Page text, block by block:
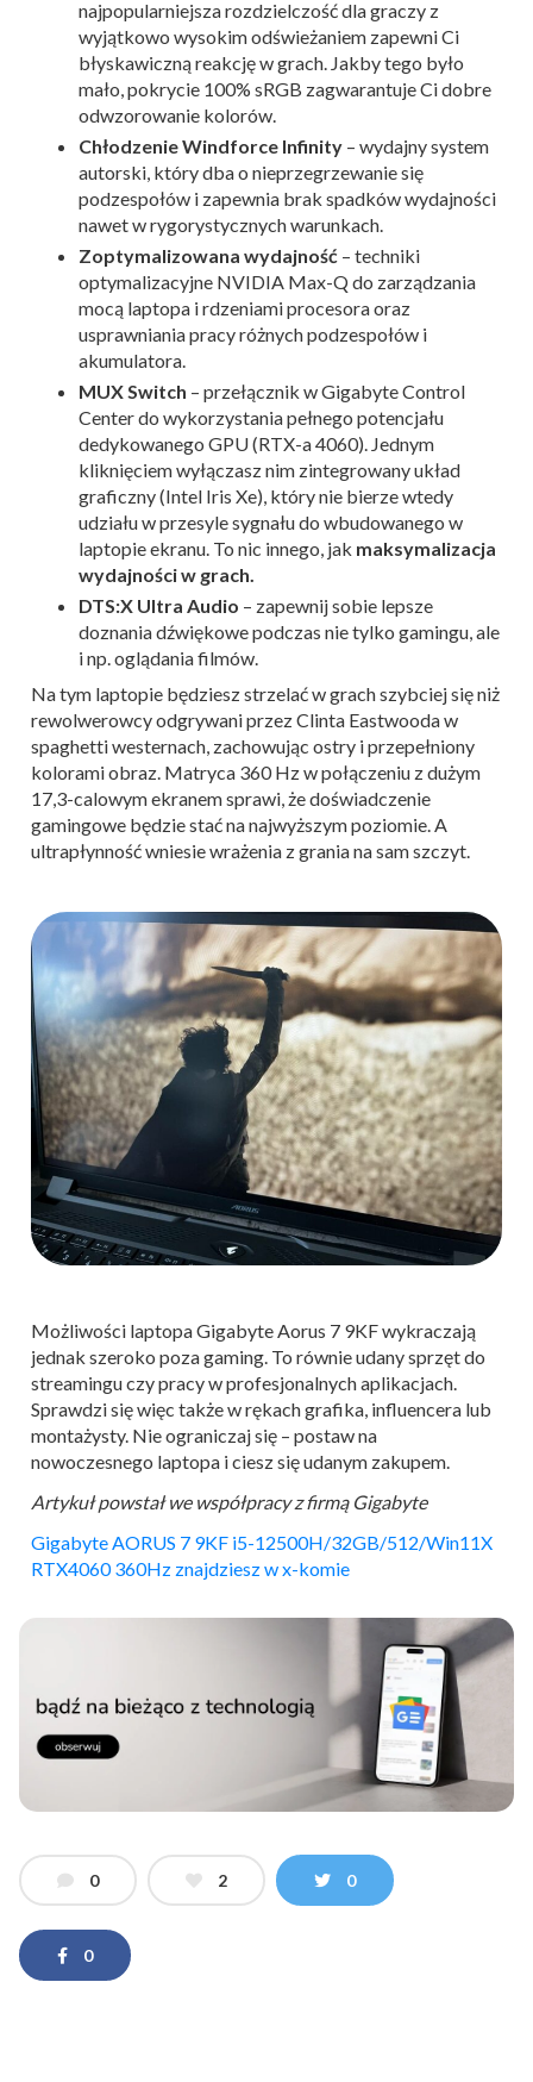
najpopularniejsza rozdzielczość dla graczy z
wyjątkowo wysokim odświeżaniem zapewni Ci
błyskawiczną reakcję w grach. Jakby tego było
mało, pokrycie 100% sRGB zagwarantuje Ci dobre
odwzorowanie kolorów.
Chłodzenie Windforce Infinity – wydajny system
autorski, który dba o nieprzegrzewanie się
podzespołów i zapewnia brak spadków wydajności
nawet w rygorystycznych warunkach.
Zoptymalizowana wydajność – techniki
optymalizacyjne NVIDIA Max-Q do zarządzania
mocą laptopa i rdzeniami procesora oraz
usprawniania pracy różnych podzespołów i
akumulatora.
MUX Switch – przełącznik w Gigabyte Control
Center do wykorzystania pełnego potencjału
dedykowanego GPU (RTX-a 4060). Jednym
kliknięciem wyłączasz nim zintegrowany układ
graficzny (Intel Iris Xe), który nie bierze wtedy
udziału w przesyle sygnału do wbudowanego w
laptopie ekranu. To nic innego, jak maksymalizacja
wydajności w grach.
DTS:X Ultra Audio – zapewnij sobie lepsze
doznania dźwiękowe podczas nie tylko gamingu, ale
i np. oglądania filmów.
Na tym laptopie będziesz strzelać w grach szybciej się niż
rewolwerowcy odgrywani przez Clinta Eastwooda w
spaghetti westernach, zachowując ostry i przepełniony
kolorami obraz. Matryca 360 Hz w połączeniu z dużym
17,3-calowym ekranem sprawi, że doświadczenie
gamingowe będzie stać na najwyższym poziomie. A
ultrapłynność wniesie wrażenia z grania na sam szczyt.
Możliwości laptopa Gigabyte Aorus 7 9KF wykraczają
jednak szeroko poza gaming. To równie udany sprzęt do
streamingu czy pracy w profesjonalnych aplikacjach.
Sprawdzi się więc także w rękach grafika, influencera lub
montażysty. Nie ograniczaj się – postaw na
nowoczesnego laptopa i ciesz się udanym zakupem.
Artykuł powstał we współpracy z firmą Gigabyte
Gigabyte AORUS 7 9KF i5-12500H/32GB/512/Win11X
RTX4060 360Hz znajdziesz w x-komie
0 2 0
0